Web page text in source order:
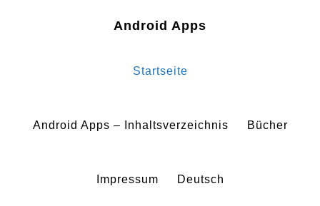
Android Apps
Startseite
Android Apps – Inhaltsverzeichnis Bücher
Impressum Deutsch